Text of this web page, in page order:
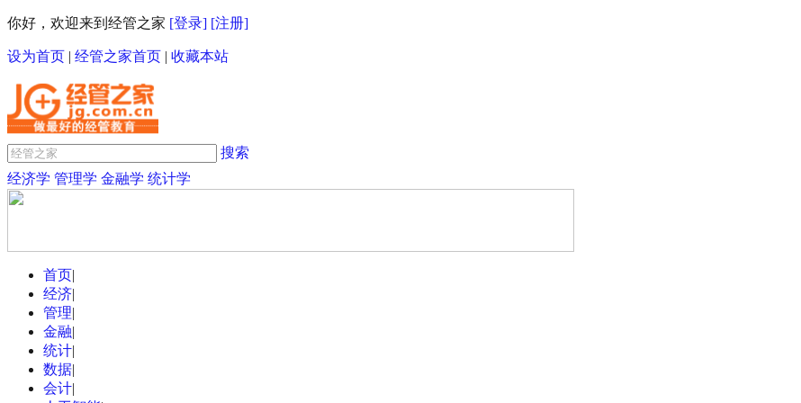
你好，欢迎来到经管之家 [登录] [注册]
设为首页 | 经管之家首页 | 收藏本站
搜索
经济学 管理学 金融学 统计学
首页|
经济|
管理|
金融|
统计|
数据|
会计|